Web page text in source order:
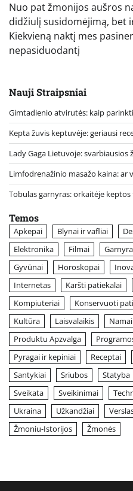
Nuo pat žmonijos aušros
didžiulį susidomėjimą, bet
Kiekvieną naktį mes
nepasiduodantį
Nauji Straipsniai
Gimtadienio atvirutės: kaip
Kepta žuvis keptuvėje: geriausi
Lady Gaga Lietuvoje: svarbiausios
Limfodrenažinio masažo kaina: ar
Tobulas garnyras: orkaitėje
Temos
Apkepai Blynai ir vafliai
Elektronika
Filmai
Gyvūnai
Horoskopai
Internetas
Karšti patiekalai
Kompiuteriai
Konservuoti
Kultūra
Laisvalaikis Namai
Produktu Apzvalga
Pyragai ir kepiniai
Receptai
Santykiai
Sriubos Statyba
Sveikata
Sveikinimai
Ukraina
Užkandžiai
Žmoniu-Istorijos
Žmonės